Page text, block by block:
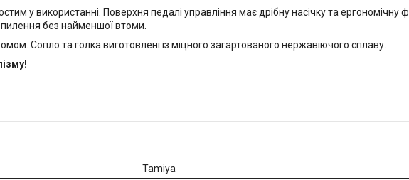
у використанні. Поверхня педалі управління має дрібну насічку та
без найменшої втоми.
Сопло та голка виготовлені із міцного загартованого нержавіючого сплаву.
Tamiya